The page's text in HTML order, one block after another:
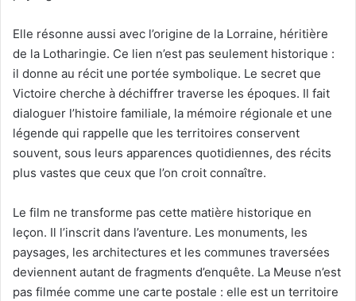
Elle résonne aussi avec l’origine de la Lorraine, héritière
de la Lotharingie. Ce lien n’est pas seulement historique :
il donne au récit une portée symbolique. Le secret que
Victoire cherche à déchiffrer traverse les époques. Il fait
dialoguer l’histoire familiale, la mémoire régionale et une
légende qui rappelle que les territoires conservent
souvent, sous leurs apparences quotidiennes, des récits
plus vastes que ceux que l’on croit connaître.
Le film ne transforme pas cette matière historique en
leçon. Il l’inscrit dans l’aventure. Les monuments, les
paysages, les architectures et les communes traversées
deviennent autant de fragments d’enquête. La Meuse n’est
pas filmée comme une carte postale : elle est un territoire